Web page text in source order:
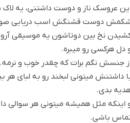
عروسک ناز و دوست داشتنی، یه لاک
دوست قشنگش اسب دریایی
نخ بین دوتاشون یه موسیقی
دل هرکسی رو میبره.
جنسش نگم برات که چقدر خوب و نرمه.
داشتنش میتونی لبخند رو به لبای
بدی.
اینکه مثل همیشه میتونی هر سوالی
باشی.